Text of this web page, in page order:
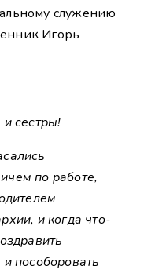
служению
Игорь
сёстры!
по работе,
и когда что-
пособоровать